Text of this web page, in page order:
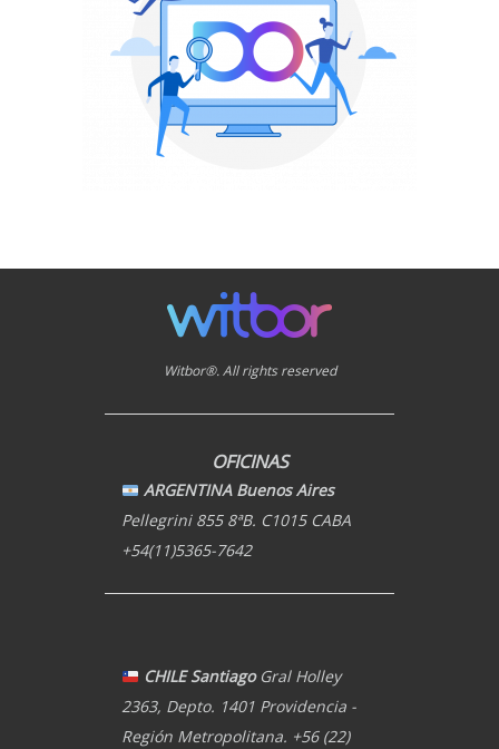
Witbor®. All rights reserved
OFICINAS
ARGENTINA Buenos Aires
Pellegrini 855 8ªB. C1015 CABA
+54(11)5365-7642
CHILE Santiago Gral Holley
2363, Depto. 1401 Providencia -
Región Metropolitana. +56 (22)